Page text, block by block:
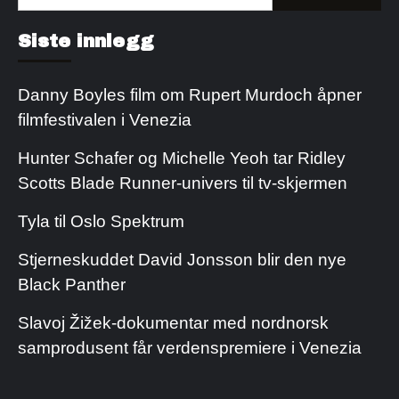
etter:
Siste innlegg
Danny Boyles film om Rupert Murdoch åpner
filmfestivalen i Venezia
Hunter Schafer og Michelle Yeoh tar Ridley
Scotts Blade Runner-univers til tv-skjermen
Tyla til Oslo Spektrum
Stjerneskuddet David Jonsson blir den nye
Black Panther
Slavoj Žižek-dokumentar med nordnorsk
samprodusent får verdenspremiere i Venezia